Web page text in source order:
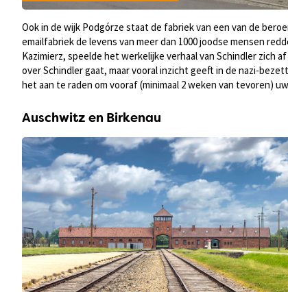
Ook in de wijk Podgórze staat de fabriek van een van de
emailfabriek de levens van meer dan 1000 joodse mensen
Kazimierz, speelde het werkelijke verhaal van Schindler zich
over Schindler gaat, maar vooral inzicht geeft in de nazi-
het aan te raden om vooraf (minimaal 2 weken van tevoren)
Auschwitz en Birkenau